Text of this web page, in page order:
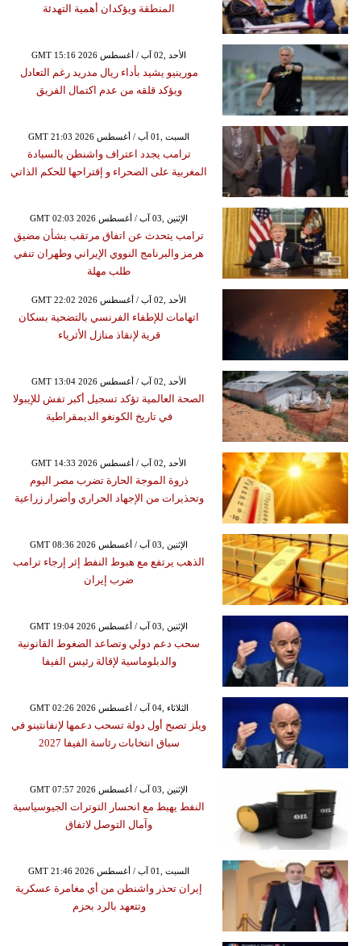
المنطقة ويؤكدان أهمية التهدئة
GMT 15:16 2026 الأحد ,02 آب / أغسطس
مورينيو يشيد بأداء ريال مدريد رغم التعادل
ويؤكد قلقه من عدم اكتمال الفريق
GMT 21:03 2026 السبت ,01 آب / أغسطس
ترامب يجدد اعتراف واشنطن بالسيادة
المغربية على الصحراء و إقتراحها للحكم الذاتي
GMT 02:03 2026 الإثنين ,03 آب / أغسطس
ترامب يتحدث عن اتفاق مرتقب بشأن مضيق
هرمز والبرنامج النووي الإيراني وطهران تنفي
طلب مهلة
GMT 22:02 2026 الأحد ,02 آب / أغسطس
اتهامات للإطفاء الفرنسي بالتضحية بسكان
قرية لإنقاذ منازل الأثرياء
GMT 13:04 2026 الأحد ,02 آب / أغسطس
الصحة العالمية تؤكد تسجيل أكبر تفش للإيبولا
في تاريخ الكونغو الديمقراطية
GMT 14:33 2026 الأحد ,02 آب / أغسطس
ذروة الموجة الحارة تضرب مصر اليوم
وتحذيرات من الإجهاد الحراري وأضرار زراعية
GMT 08:36 2026 الإثنين ,03 آب / أغسطس
الذهب يرتفع مع هبوط النفط إثر إرجاء ترامب
ضرب إيران
GMT 19:04 2026 الإثنين ,03 آب / أغسطس
سحب دعم دولي وتصاعد الضغوط القانونية
والدبلوماسية لإقالة رئيس الفيفا
GMT 02:26 2026 الثلاثاء ,04 آب / أغسطس
ويلز تصبح أول دولة تسحب دعمها لإنفانتينو في
سباق انتخابات رئاسة الفيفا 2027
GMT 07:57 2026 الإثنين ,03 آب / أغسطس
النفط يهبط مع انحسار التوترات الجيوسياسية
وآمال التوصل لاتفاق
GMT 21:46 2026 السبت ,01 آب / أغسطس
إيران تحذر واشنطن من أي مغامرة عسكرية
وتتعهد بالرد بحزم